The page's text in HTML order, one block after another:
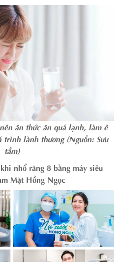
ăn thức ăn quá lạnh, làm ê
trình lành thương (Nguồn: Sưu
tầm)
nhổ răng 8 bằng máy siêu
Mặt Hồng Ngọc